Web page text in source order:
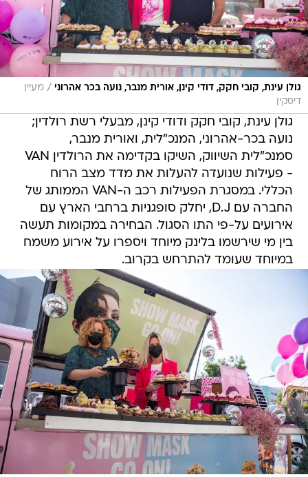
גולן עינת, קובי חקק, דודי קינן, אורית מנבר, נועה בכר אהרוני / מעיין
דיסקין
גולן עינת, קובי חקק ודודי קינן, מבעלי רשת רולדין;
נועה בכר-אהרוני, המנכ"לית, ואורית מנבר,
סמנכ"לית השיווק, השיקו בקדימה את הרולדין VAN
- פעילות שנועדה להעלות את מדד מצב הרוח
הכללי. במסגרת הפעילות רכב ה-VAN הממותג של
החברה עם D.J, יחלק סופגניות ברחבי הארץ עם
אירועים על-פי התו הסגול. הבחירה במקומות תעשה
בין מי שירשמו בלינק מיוחד ויספרו על אירוע משמח
במיוחד שעומד להתרחש בקרוב.